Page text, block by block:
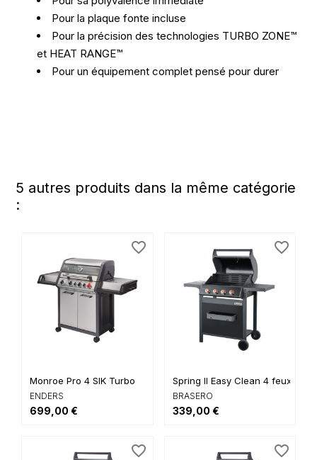
Pour la plaque fonte incluse
Pour la précision des technologies TURBO ZONE™
et HEAT RANGE™
Pour un équipement complet pensé pour durer
5 autres produits dans la même catégorie
:
Monroe Pro 4 SIK Turbo
ENDERS
699,00 €
favorite_border
Spring II Easy Clean 4 feux
BRASERO
339,00 €
favorite_border
favorite_border favorite_border